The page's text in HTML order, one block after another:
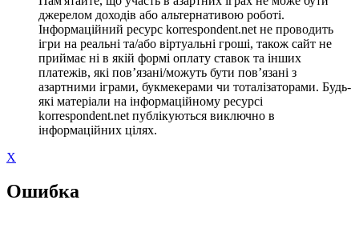
джерелом доходів або альтернативою роботі.
Інформаційний ресурс korrespondent.net не проводить
ігри на реальні та/або віртуальні гроші, також сайт не
приймає ні в якій формі оплату ставок та інших
платежів, які пов’язані/можуть бути пов’язані з
азартними іграми, букмекерами чи тоталізаторами. Будь-
які матеріали на інформаційному ресурсі
korrespondent.net публікуються виключно в
інформаційних цілях.
X
Ошибка